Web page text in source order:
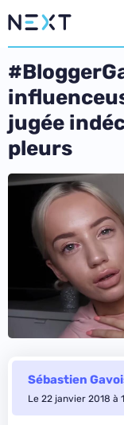
jugée
pleurs
Sébastien
Le 22 janvier 2018 à